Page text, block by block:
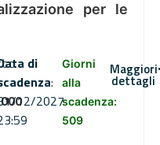
per le
di
:
12/2027
Giorni
alla
scadenza:
509
Maggiori
dettagli